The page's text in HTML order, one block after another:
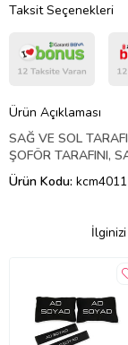
Taksit Seçenekleri
Ürün Açıklaması
SAĞ VE SOL
ŞOFÖR TARAFINI,
Ürün Kodu: